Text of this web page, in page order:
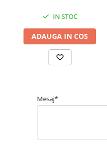
IN STOC
ADAUGA IN COS
Mesaj*